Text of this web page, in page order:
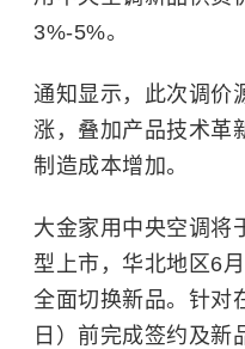
3%-5%。
通知显示，此次调价
涨，叠加产品技术革
制造成本增加。
大金家用中央空调将
型上市，华北地区6
全面切换新品。针对
日）前完成签约及新